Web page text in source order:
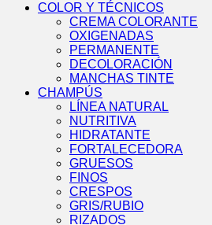
COLOR Y TÉCNICOS
CREMA COLORANTE
OXIGENADAS
PERMANENTE
DECOLORACIÓN
MANCHAS TINTE
CHAMPÚS
LÍNEA NATURAL
NUTRITIVA
HIDRATANTE
FORTALECEDORA
GRUESOS
FINOS
CRESPOS
GRIS/RUBIO
RIZADOS